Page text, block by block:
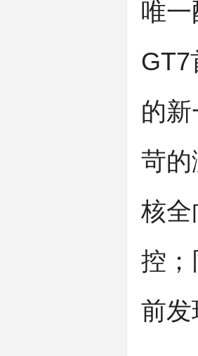
唯
GT7
的
苛的
核全
控；
前发